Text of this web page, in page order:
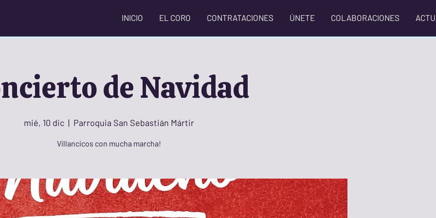
INICIO EL CORO CONTRATACIONES ÚNETE COLABORACIONES
de Navidad
mié, 10 dic
  |
Parroquia San Sebastián Mártir
Villancicos con mucha marcha!